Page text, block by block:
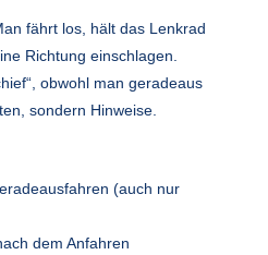
fährt los, hält das Lenkrad
Richtung einschlagen.
obwohl man geradeaus
sondern Hinweise.
(auch nur
dem Anfahren